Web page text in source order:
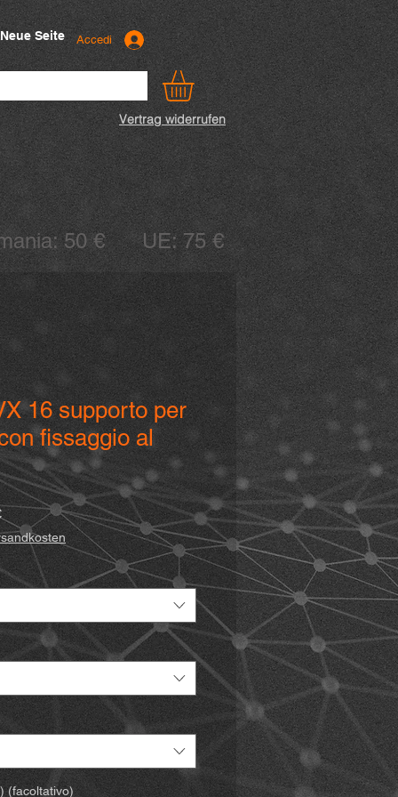
50 € UE: 75 €
Neue Seite Accedi
Vertrag widerrufen
16 supporto per
fissaggio al
Prezzo
scontato
(facoltativo)